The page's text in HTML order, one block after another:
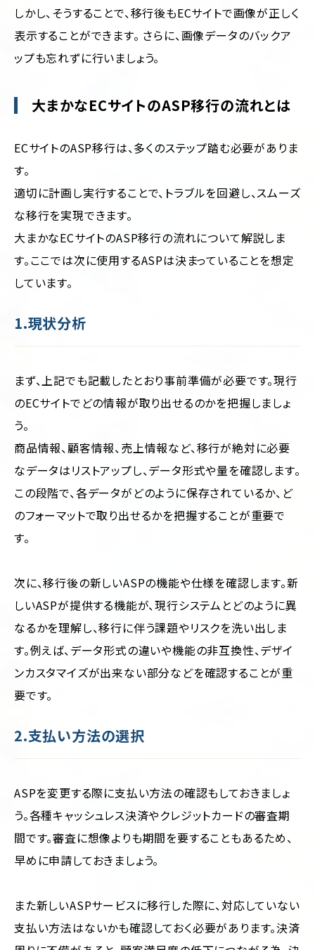
しかし、そうすることで、移行後もECサイトで画像が正しく
表示することができます。 さらに、画像データのバックア
ップも忘れずに行いましょう。
大まかなECサイトのASP移行の流れとは
ECサイトのASP移行は、多くのステップ踏む必要がありま
す。
適切に計画し実行することで、トラブルを回避し、スムーズ
な移行を実現できます。
大まかなECサイトのASP移行の流れについて解説しま
す。ここでは次に使用するASPは決まっていることを想定
しています。
1.現状分析
まず、上記でも記載したとおり事前準備が必要です。現行
のECサイトでどの情報が取り出せるのかを把握しましょ
う。
商品情報、顧客情報、売上情報など、移行が絶対に必要
なデータはリストアップし、データ形式や量を確認します。
この段階で、各データがどのように保存されているか、ど
のフォーマットで取り出せるかを把握することが重要で
す。
次に、移行後の新しいASPの機能や仕様を確認します。新
しいASPが提供する機能が、現行システムとどのように異
なるかを理解し、移行に伴う課題やリスクを洗い出しま
す。例えば、データ形式の違いや機能の非互換性、デザイ
ンカスタマイズが出来ない部分などを確認することが重
要です。
2.支払い方法の選択
ASPを変更する際に支払い方法の確認もしておきましょ
う。各種キャッシュレス決済やクレジットカードの審査期
間です。審査に想像よりも期間を要することもあるため、
早めに申請しておきましょう。
また新しいASPサービスに移行した際に、対応していない
支払い方法はないかも確認しておく必要があります。決済